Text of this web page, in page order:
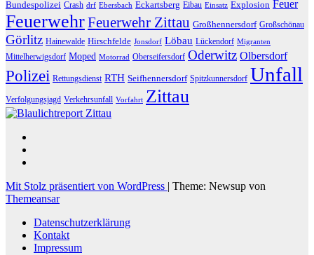
Bundespolizei Crash drf Ebersbach Eckartsberg Eibau Einsatz Explosion Feuer
FeuerwehrFeuerwehr Zittau Großhennersdorf Großschönau
Görlitz Hainewalde Hirschfelde Jonsdorf Löbau Lückendorf Migranten
Mittelherwigsdorf Moped Motorrad Oberseifersdorf Oderwitz Olbersdorf
Polizei Rettungsdienst RTH Seifhennersdorf Spitzkunnersdorf Unfall
Verfolgungsjagd Verkehrsunfall Vorfahrt Zittau
Mit Stolz präsentiert von WordPress | Theme: Newsup von
Themeansar
Datenschutzerklärung
Kontakt
Impressum